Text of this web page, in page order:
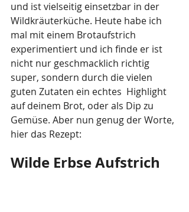
und ist vielseitig einsetzbar in der
Wildkräuterküche. Heute habe ich
mal mit einem Brotaufstrich
experimentiert und ich finde er ist
nicht nur geschmacklich richtig
super, sondern durch die vielen
guten Zutaten ein echtes  Highlight
auf deinem Brot, oder als Dip zu
Gemüse. Aber nun genug der Worte,
hier das Rezept:
Wilde Erbse Aufstrich